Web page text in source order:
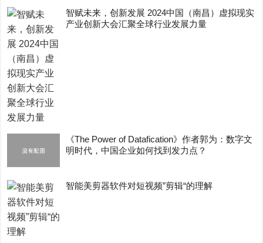
智赋未来，创新发展 2024中国（南昌）虚拟现实
产业创新大会汇聚全球行业发展力量
《The Power of Datafication》作者郭为：数字文
明时代，中国企业如何找到发力点？
智能美剪器软件对短视频”剪辑“的理解